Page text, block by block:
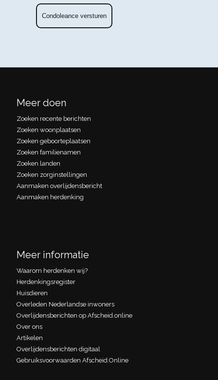
Meer doen
Zoeken recente berichten
Zoeken woonplaatsen
Zoeken geboorteplaatsen
Zoeken familienamen
Zoeken landen
Zoeken zorginstellingen
Aanmaken overlijdensbericht
Aanmaken herdenking
Meer informatie
Waarom herdenken wij?
Herdenkingsregister
Huisdieren
Overleden Nederlandse inwoners
Overlijdensberichten op Afscheid.online
Over ons
Artikelen
Overlijdensberichten digitaal
Gebruiksvoorwaarden Afscheid.Online